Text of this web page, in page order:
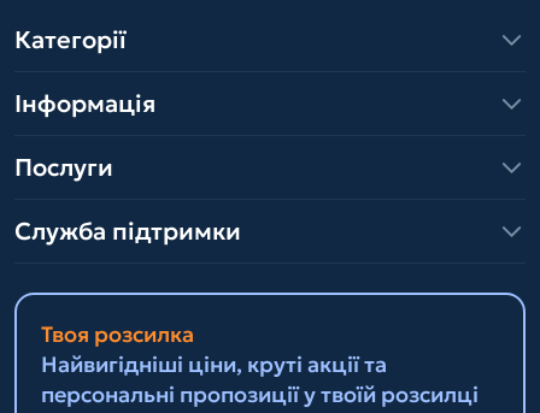
Категорії
Інформація
Послуги
Служба підтримки
Твоя розсилка
Найвигідніші ціни, круті акції та
персональні пропозиції у твоїй розсилці